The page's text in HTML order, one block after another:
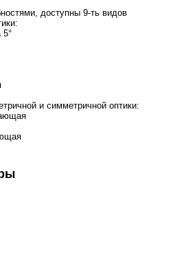
доступны 9-ть видов
5°
и симметричной оптики: